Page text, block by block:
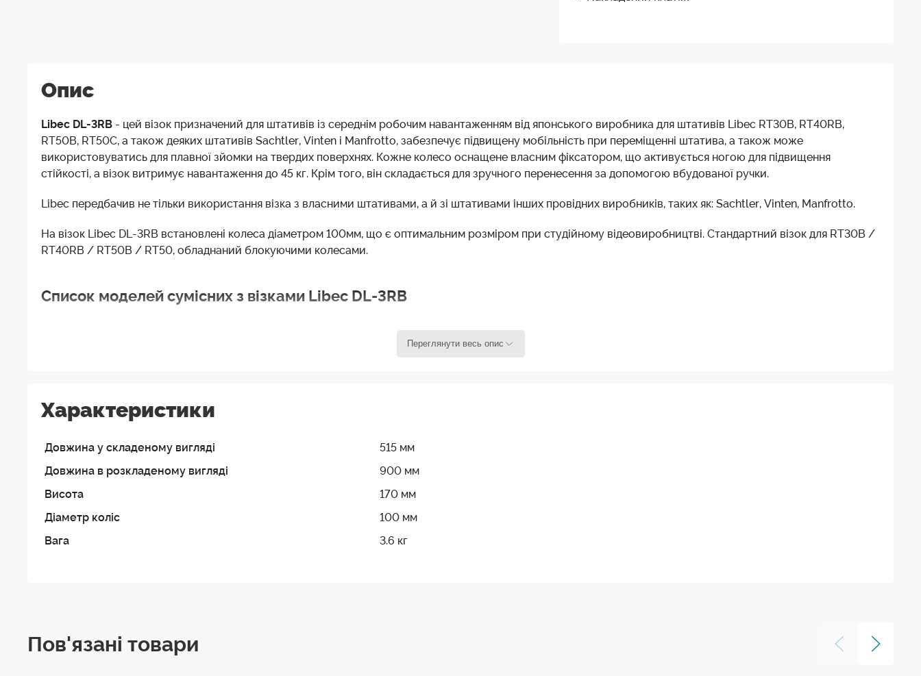
Опис
Libec DL-3RB - цей візок призначений для штативів із середнім робочим навантаженням від японського виробника для штативів Libec RT30B, RT40RB,
RT50B, RT50C, а також деяких штативів Sachtler, Vinten і Manfrotto, забезпечує підвищену мобільність при переміщенні штатива, а також може
використовуватись для плавної зйомки на твердих поверхнях. Кожне колесо оснащене власним фіксатором, що активується ногою для підвищення
стійкості, а візок витримує навантаження до 45 кг. Крім того, він складається для зручного перенесення за допомогою вбудованої ручки.
Libec передбачив не тільки використання візка з власними штативами, а й зі штативами інших провідних виробників, таких як: Sachtler, Vinten, Manfrotto.
На візок Libec DL-3RB встановлені колеса діаметром 100мм, що є оптимальним розміром при студійному відеовиробництві. Стандартний візок для RT30B /
RT40RB / RT50B / RT50, обладнаний блокуючими колесами.
Список моделей сумісних з візками Libec DL-3RB
Vinten
Vision blue3
Vision blue5
Vision 8AS
Vision 10AS
Vision 100
Властивості Штативного візка Libec DL-3RB
Переглянути весь опис
Характеристики
Довжина у складеному вигляді
515 мм
Довжина в розкладеному вигляді
900 мм
Висота
170 мм
Діаметр коліс
100 мм
Вага
3.6 кг
Пов'язані товари